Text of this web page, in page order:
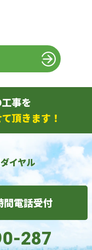
事を
頂きます！
イヤル
電話受付
287